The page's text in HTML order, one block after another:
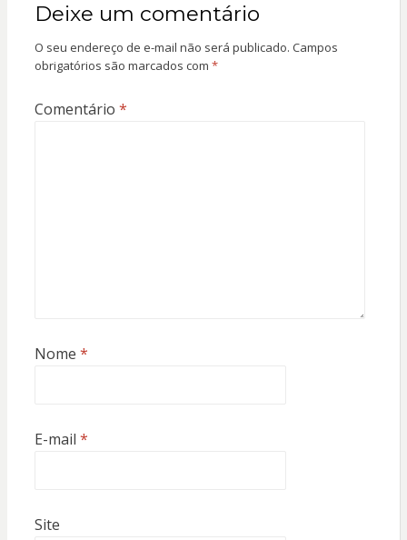
Deixe um comentário
O seu endereço de e-mail não será publicado. Campos
obrigatórios são marcados com *
Comentário *
Nome *
E-mail *
Site